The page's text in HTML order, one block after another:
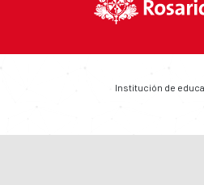
Institución de